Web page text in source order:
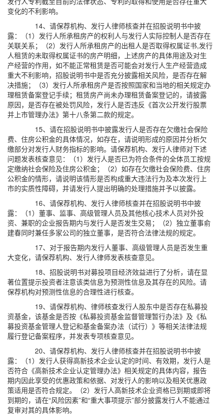
变化的不利影响。
14、请保荐机构、发行人律师核查并在招股说明书中披
露：（1）发行人所承租房产的权利人与发行人实际控制人是否存在
关联关系；（2）发行人所承租房产的出租人是否取得权属证书,发行
人租赁的未取得权属证书的房产明细，上述房产的具体用途及对生
产经营的作用，如不能正常租赁是否可能会对发行人生产经营造成
重大不利影响，招股说明书中是否充分披露相关风险，是否存在解
决措施；（3）发行人所承租房产是否按照国家和当地的相关规定办
理租赁备案登记手续；租赁房产尚未办理租赁备案登记的，请披露
原因，是否存在被处罚风险，发行人是否违反《首次公开发行股票
并上市管理办法》第十八条第二款的规定。
15、请在招股说明书中披露发行人是否存在欠缴社会保险
费、住房公积金的具体情况，如存在，请说明形成的原因并分析欠
缴部分对发行人财务指标的影响。请保荐机构、发行人律师对下述
问题发表核查意见：（1）发行人是否已为符合条件的全体员工按规
定缴纳社会保险及住房公积金；（2）如存在欠缴社会保险费、住房
公积金的情形，请说明该情形是否构成重大违法行为及本次发行上
市的实质性障碍，并请发行人提出明确的处理措施并予以披露。
16、请保荐机构、发行人律师核查并在招股说明书中披
露：（1）董事、监事、高级管理人员及其他核心技术人员对外投
资、兼职的企业报告期内与发行人是否发生交易；（2）独立董事俞
建春同时兼任多家公司的独立董事，是否符合法律法规的规定。
17、对于报告期内发行人董事、高级管理人员是否发生重
大变化，请保荐机构、发行人律师发表核查意见。
18、招股说明书对募投项目经济效益进行了分析，请在显
著位置提示投资者注意该类信息为预测性信息及其存在的风险。请
保荐机构对预测性信息的合理性进行核查。
19、请保荐机构、律师核查发行人股东中是否存在私募投
资基金，该基金是否按《私募投资基金监督管理暂行办法》及《私
募投资基金管理人登记和基金备案办法（试行）》等相关法律法规
履行登记备案程序，并发表专项核查意见。
20、请保荐机构、发行人律师核查并在招股说明书中披
露：（1）发行人获得高新技术企业认定的时间、有效期，发行人是
否符合《高新技术企业认定管理办法》相关规定的具体内容，报告
期内因此享受的优惠政策和依据、对发行人的影响以及相关优惠政
策适用是否符合规定。（2）发行人高新技术企业资格已到期或即将
到期的，请在“风险因素”和“重大事项提示”部分披露发行人不能通过
复审对其的具体影响。